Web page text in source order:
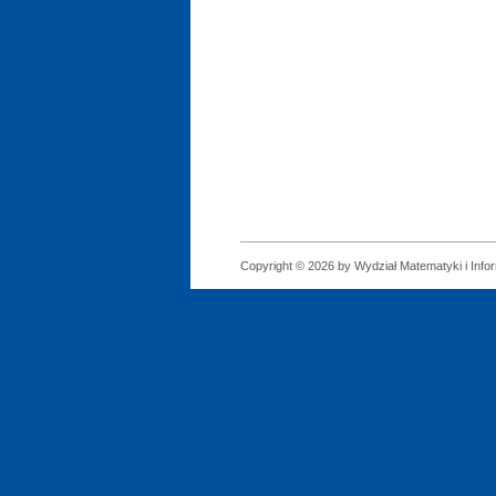
Copyright © 2026 by Wydział Matematyki i